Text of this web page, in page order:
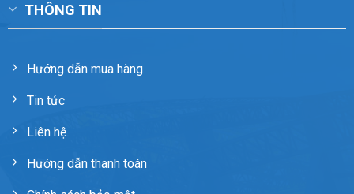
THÔNG TIN
Hướng dẫn mua hàng
Tin tức
Liên hệ
Hướng dẫn thanh toán